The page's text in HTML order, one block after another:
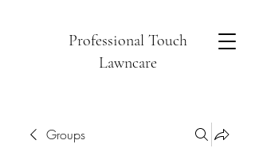
Professional Touch
Lawncare
Groups